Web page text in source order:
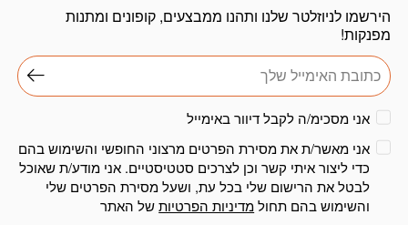
הירשמו לניוזלטר שלנו ותהנו ממבצעים, קופונים ומתנות
מפנקות!
אני מסכימ/ה לקבל דיוור באימייל
אני מאשר/ת את מסירת הפרטים מרצוני החופשי והשימוש בהם
כדי ליצור איתי קשר וכן לצרכים סטטיסטיים. אני מודע/ת שאוכל
לבטל את הרישום שלי בכל עת, ושעל מסירת הפרטים שלי
והשימוש בהם תחולמדיניות הפרטיותשל האתר